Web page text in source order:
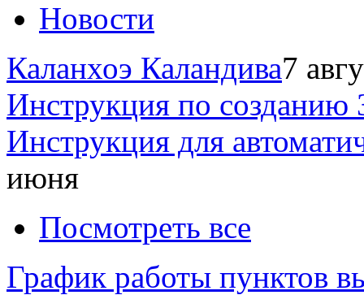
Новости
Каланхоэ Каландива7
Инструкция по созданию
Инструкция для
июня
Посмотреть все
График работы пунктов